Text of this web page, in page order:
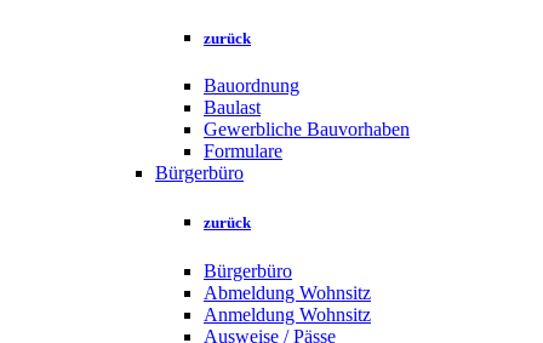
zurück
Bauordnung
Baulast
Gewerbliche Bauvorhaben
Formulare
Bürgerbüro
zurück
Bürgerbüro
Abmeldung Wohnsitz
Anmeldung Wohnsitz
Ausweise / Pässe